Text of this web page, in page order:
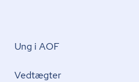
Ung i AOF
Vedtægter